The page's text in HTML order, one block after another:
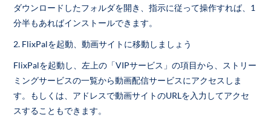
ダウンロードしたフォルダを開き、指示に従って操作すれば、1
分半もあればインストールできます。
2. FlixPalを起動、動画サイトに移動しましょう
FlixPalを起動し、左上の「VIPサービス」の項目から、ストリー
ミングサービスの一覧から動画配信サービスにアクセスしま
す。もしくは、アドレスで動画サイトのURLを入力してアクセ
スすることもできます。